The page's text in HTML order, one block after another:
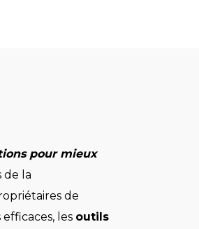
pour mieux
de la
de
les outils